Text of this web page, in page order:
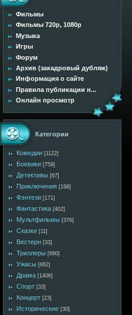
Фильмы
Фильмы 720p, 1080p
Музыка
Игры
Форум
Архив (закадровый дубляж)
Информация о сайте
Правила публикации н...
Онлайн просмотр
Категории
Комедии [1122]
Боевики [759]
Детективы [67]
Приключения [196]
Фэнтези [171]
Фантастика [402]
Мультфильмы [376]
Сказки [11]
Вестерн [33]
Триллеры [660]
Ужасы [662]
Драма [1406]
Спорт [33]
Концерт [23]
Исторические [30]